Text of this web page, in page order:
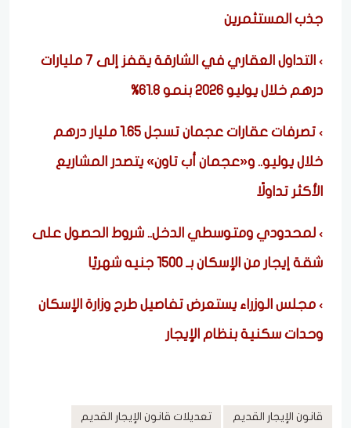
جذب المستثمرين
التداول العقاري في الشارقة يقفز إلى 7 مليارات
درهم خلال يوليو 2026 بنمو 61.8%
تصرفات عقارات عجمان تسجل 1.65 مليار درهم
خلال يوليو.. و«عجمان أب تاون» يتصدر المشاريع
الأكثر تداولًا
لمحدودي ومتوسطي الدخل.. شروط الحصول على
شقة إيجار من الإسكان بـ 1500 جنيه شهريًا
مجلس الوزراء يستعرض تفاصيل طرح وزارة الإسكان
وحدات سكنية بنظام الإيجار
قانون الإيجار القديم تعديلات قانون الإيجار القديم